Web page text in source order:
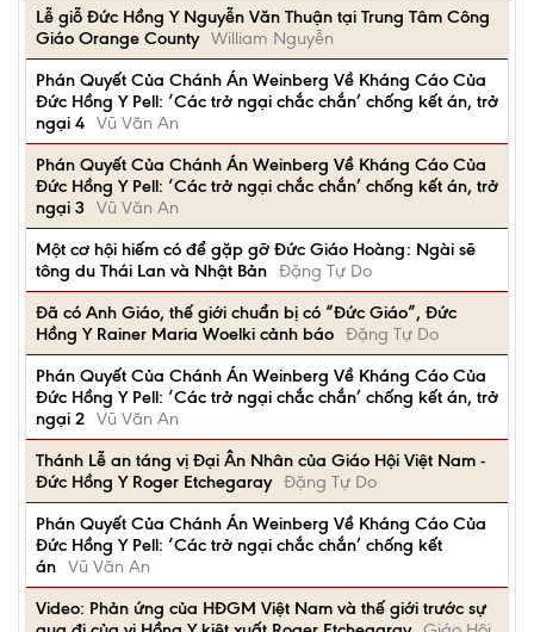
Lễ giỗ Đức Hồng Y Nguyễn Văn Thuận tại Trung Tâm Công
Giáo Orange County William Nguyễn
Phán Quyết Của Chánh Án Weinberg Về Kháng Cáo Của
Đức Hồng Y Pell: ‘Các trở ngại chắc chắn’ chống kết án, trở
ngại 4 Vũ Văn An
Phán Quyết Của Chánh Án Weinberg Về Kháng Cáo Của
Đức Hồng Y Pell: ‘Các trở ngại chắc chắn’ chống kết án, trở
ngại 3 Vũ Văn An
Một cơ hội hiếm có để gặp gỡ Đức Giáo Hoàng: Ngài sẽ
tông du Thái Lan và Nhật Bản Đặng Tự Do
Đã có Anh Giáo, thế giới chuẩn bị có “Đức Giáo”, Đức
Hồng Y Rainer Maria Woelki cảnh báo Đặng Tự Do
Phán Quyết Của Chánh Án Weinberg Về Kháng Cáo Của
Đức Hồng Y Pell: ‘Các trở ngại chắc chắn’ chống kết án, trở
ngại 2 Vũ Văn An
Thánh Lễ an táng vị Đại Ân Nhân của Giáo Hội Việt Nam -
Đức Hồng Y Roger Etchegaray Đặng Tự Do
Phán Quyết Của Chánh Án Weinberg Về Kháng Cáo Của
Đức Hồng Y Pell: ‘Các trở ngại chắc chắn’ chống kết
án Vũ Văn An
Video: Phản ứng của HĐGM Việt Nam và thế giới trước sự